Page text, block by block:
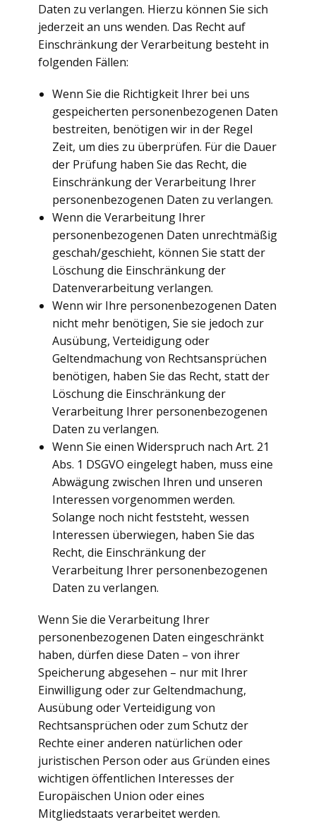
Daten zu verlangen. Hierzu können Sie sich
jederzeit an uns wenden. Das Recht auf
Einschränkung der Verarbeitung besteht in
folgenden Fällen:
Wenn Sie die Richtigkeit Ihrer bei uns
gespeicherten personenbezogenen Daten
bestreiten, benötigen wir in der Regel
Zeit, um dies zu überprüfen. Für die Dauer
der Prüfung haben Sie das Recht, die
Einschränkung der Verarbeitung Ihrer
personenbezogenen Daten zu verlangen.
Wenn die Verarbeitung Ihrer
personenbezogenen Daten unrechtmäßig
geschah/geschieht, können Sie statt der
Löschung die Einschränkung der
Datenverarbeitung verlangen.
Wenn wir Ihre personenbezogenen Daten
nicht mehr benötigen, Sie sie jedoch zur
Ausübung, Verteidigung oder
Geltendmachung von Rechtsansprüchen
benötigen, haben Sie das Recht, statt der
Löschung die Einschränkung der
Verarbeitung Ihrer personenbezogenen
Daten zu verlangen.
Wenn Sie einen Widerspruch nach Art. 21
Abs. 1 DSGVO eingelegt haben, muss eine
Abwägung zwischen Ihren und unseren
Interessen vorgenommen werden.
Solange noch nicht feststeht, wessen
Interessen überwiegen, haben Sie das
Recht, die Einschränkung der
Verarbeitung Ihrer personenbezogenen
Daten zu verlangen.
Wenn Sie die Verarbeitung Ihrer
personenbezogenen Daten eingeschränkt
haben, dürfen diese Daten – von ihrer
Speicherung abgesehen – nur mit Ihrer
Einwilligung oder zur Geltendmachung,
Ausübung oder Verteidigung von
Rechtsansprüchen oder zum Schutz der
Rechte einer anderen natürlichen oder
juristischen Person oder aus Gründen eines
wichtigen öffentlichen Interesses der
Europäischen Union oder eines
Mitgliedstaats verarbeitet werden.